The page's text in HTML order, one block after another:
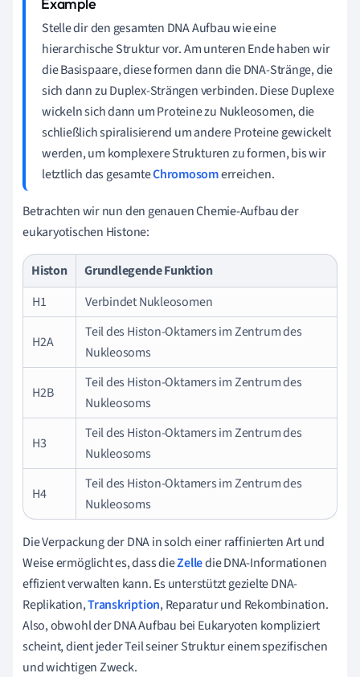
Stelle dir den gesamten DNA Aufbau wie eine
hierarchische Struktur vor. Am unteren Ende haben wir
die Basispaare, diese formen dann die DNA-Stränge, die
sich dann zu Duplex-Strängen verbinden. Diese Duplexe
wickeln sich dann um Proteine zu Nukleosomen, die
schließlich spiralisierend um andere Proteine gewickelt
werden, um komplexere Strukturen zu formen, bis wir
letztlich das gesamteChromosomerreichen.
Betrachten wir nun den genauen Chemie-Aufbau der
eukaryotischen Histone:
Histon
Grundlegende Funktion
H1
Verbindet Nukleosomen
H2A
Teil des Histon-Oktamers im Zentrum des
Nukleosoms
H2B
Teil des Histon-Oktamers im Zentrum des
Nukleosoms
H3
Teil des Histon-Oktamers im Zentrum des
Nukleosoms
H4
Teil des Histon-Oktamers im Zentrum des
Nukleosoms
Die Verpackung der DNA in solch einer raffinierten Art und
Weise ermöglicht es, dass dieZelledie DNA-Informationen
effizient verwalten kann. Es unterstützt gezielte DNA-
Replikation,Transkription, Reparatur und Rekombination.
Also, obwohl der DNA Aufbau bei Eukaryoten kompliziert
scheint, dient jeder Teil seiner Struktur einem spezifischen
und wichtigen Zweck.